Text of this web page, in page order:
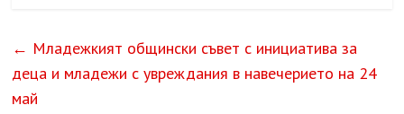
← Младежкият общински съвет с инициатива за
деца и младежи с увреждания в навечерието на 24
май